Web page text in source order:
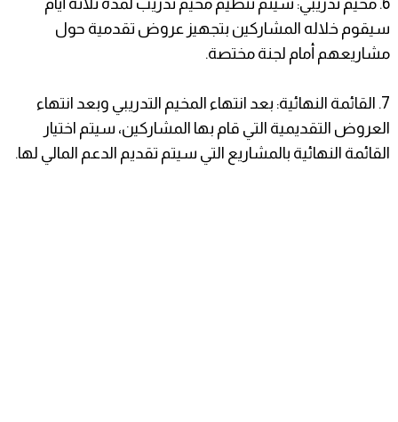
6. مخيم تدريبي: سيتم تنظيم مخيم تدريب لمدة ثلاثة أيام
سيقوم خلاله المشاركين بتجهيز عروض تقدمية حول
مشاريعهم أمام لجنة مختصة.
7. القائمة النهائية: بعد انتهاء المخيم التدريبي وبعد انتهاء
العروض التقديمية التي قام بها المشاركين، سيتم اختيار
القائمة النهائية بالمشاريع التي سيتم تقديم الدعم المالي لها.